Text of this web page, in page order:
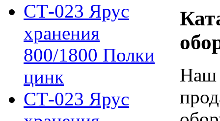
СТ-023 Ярус
хранения
800/1800 Полки
цинк
СТ-023 Ярус
Наш